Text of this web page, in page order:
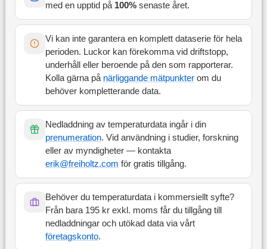
med en upptid på 100% senaste året.
Vi kan inte garantera en komplett dataserie för hela
perioden. Luckor kan förekomma vid driftstopp,
underhåll eller beroende på den som rapporterar.
Kolla gärna på närliggande mätpunkterom du
behöver kompletterande data.
Nedladdning av temperaturdata ingår i din
prenumeration. Vid användning i studier, forskning
eller av myndigheter — kontakta
erik@freiholtz.com för gratis tillgång.
Behöver du temperaturdata i kommersiellt syfte?
Från bara 195 kr exkl. moms får du tillgång till
nedladdningar och utökad data via vårt
företagskonto.